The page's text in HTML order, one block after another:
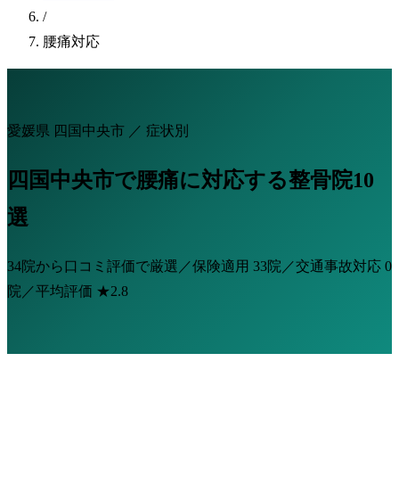
/
腰痛対応
愛媛県 四国中央市 ／ 症状別
四国中央市で腰痛に対応する整骨院10
選
34院から口コミ評価で厳選／保険適用 33院 ／交通事故対応 0
院 ／平均評価 ★2.8